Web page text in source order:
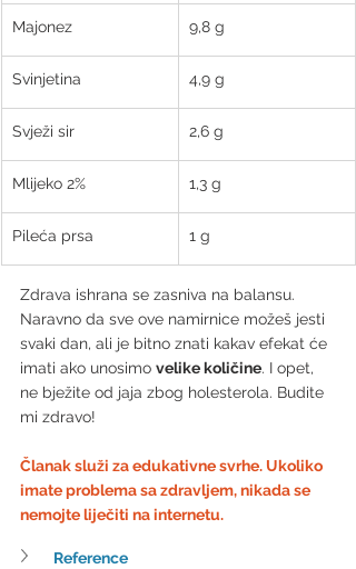
Majonez 9,8 g
Svinjetina 4,9 g
Svježi sir 2,6 g
Mlijeko 2% 1,3 g
Pileća prsa 1 g
Zdrava ishrana se zasniva na balansu.
Naravno da sve ove namirnice možeš jesti
svaki dan, ali je bitno znati kakav efekat će
imati ako unosimo velike količine. I opet,
ne bježite od jaja zbog holesterola. Budite
mi zdravo!
Članak služi za edukativne svrhe. Ukoliko
imate problema sa zdravljem, nikada se
nemojte liječiti na internetu.
Reference